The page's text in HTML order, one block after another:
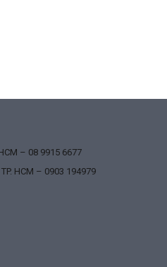
– 08 9915 6677
HCM – 0903 194979